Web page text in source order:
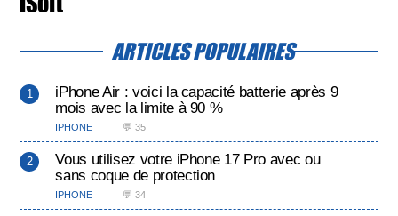
ARTICLES POPULAIRES
iPhone Air : voici la capacité batterie après 9
mois avec la limite à 90 %
IPHONE 💬 35
Vous utilisez votre iPhone 17 Pro avec ou
sans coque de protection
IPHONE 💬 34